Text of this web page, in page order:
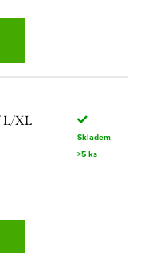
L/XL
Skladem
>5 ks